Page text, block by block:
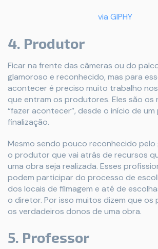
via GIPHY
4. Produtor
Ficar na frente das câmeras ou do
glamoroso e reconhecido, mas para
acontecer é preciso muito trabalho
que entram os produtores. Eles são os
“fazer acontecer”, desde o início de
finalização.
Mesmo sendo pouco reconhecido pelo
o produtor que vai atrás de recursos
uma obra seja realizada. Esses
podem participar do processo de
dos locais de filmagem e até de
o diretor. Por isso muitos dizem que
os verdadeiros donos de uma obra.
5. Professor